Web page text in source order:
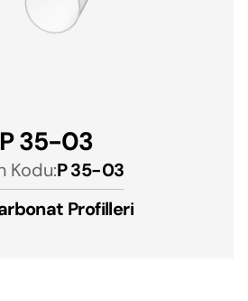
P 35-03
Kodu:P 35-03
Profilleri